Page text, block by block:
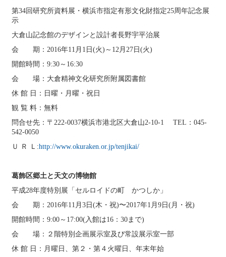
第34回研究所資料展・横浜市指定有形文化財指定25周年記念展
示
大倉山記念館のデザインと設計者長野宇平治展
会 期：2016年11月1日(火)～12月27日(火)
開館時間：9:30～16:30
会 場：大倉精神文化研究所附属図書館
休 館 日：日曜・月曜・祝日
観 覧 料：無料
問合せ先：〒222-0037横浜市港北区大倉山2-10-1 TEL：045-
542-0050
Ｕ Ｒ Ｌ:http://www.okuraken.or.jp/tenjikai/
葛飾区郷土と天文の博物館
平成28年度特別展「セルロイドの町 かつしか」
会 期：2016年11月3日(木・祝)〜2017年1月9日(月・祝)
開館時間：9:00～17:00(入館は16：30まで)
会 場：２階特別企画展示室及び常設展示室一部
休 館 日：月曜日、第２・第４火曜日、年末年始